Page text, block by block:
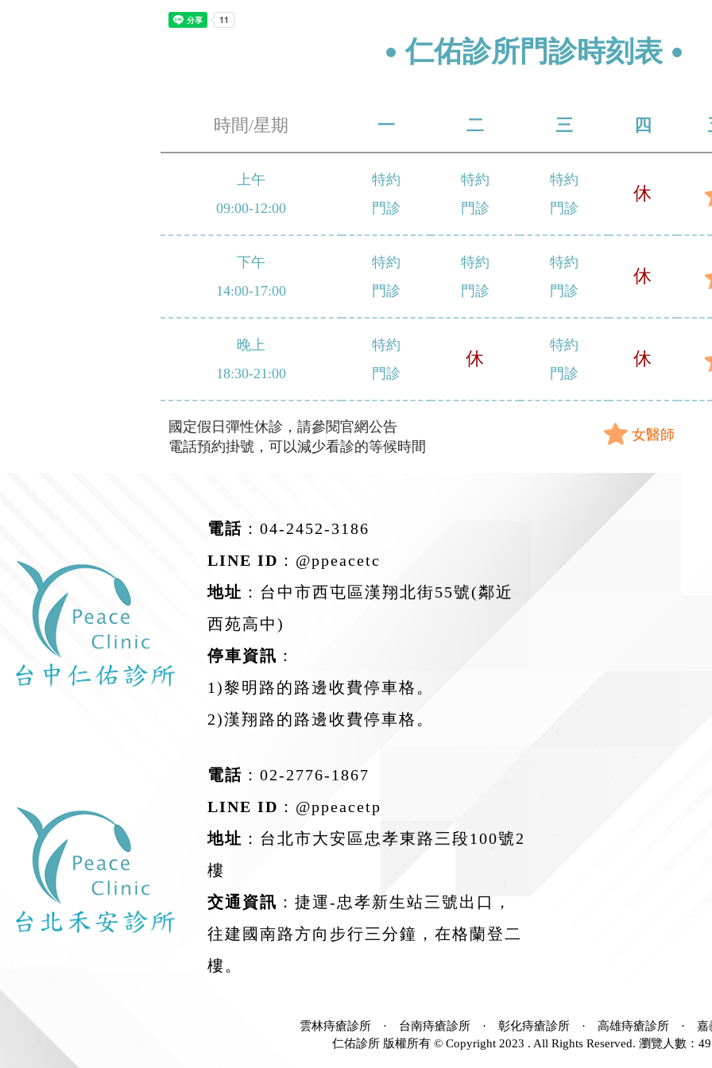
仁佑診所門診時刻表
時間/星期 一 二 三 四
上午
09:00-12:00
特約
門診
特約
門診
特約
門診
休
下午
14:00-17:00
特約
門診
特約
門診
特約
門診
休
晚上
18:30-21:00
特約
門診
休
特約
門診
休
國定假日彈性休診，請參閱官網公告
電話預約掛號，可以減少看診的等候時間
女醫師
電話 ： 04-2452-3186
LINE ID ： @ppeacetc
地址 ：台中市西屯區漢翔北街55號(鄰近
西苑高中)
停車資訊 ：
1)黎明路的路邊收費停車格。
2)漢翔路的路邊收費停車格。
電話 ： 02-2776-1867
LINE ID ： @ppeacetp
地址 ：台北市大安區忠孝東路三段100號2
樓
交通資訊 ：捷運-忠孝新生站三號出口，
往建國南路方向步行三分鐘，在格蘭登二
樓。
雲林痔瘡診所 · 台南痔瘡診所 · 彰化痔瘡診所 · 高雄痔瘡診所 · 嘉
仁佑診所 版權所有 © Copyright 2023 . All Rights Reserved. 瀏覽人數：